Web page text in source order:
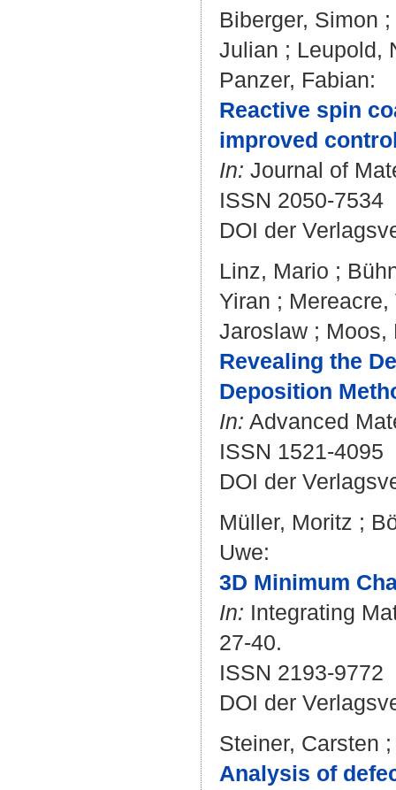
Biberger, Simon ;
Julian ; Leupold,
Panzer, Fabian:
Reactive spin
improved
In: Journal of
ISSN 2050-7534
DOI der
Linz, Mario ;
Yiran ; Mereacre,
Jaroslaw ; Moos,
Revealing the
Deposition
In: Advanced
ISSN 1521-4095
DOI der
Müller, Moritz ;
Uwe:
3D Minimum
In: Integrating
27-40.
ISSN 2193-9772
DOI der
Steiner, Carsten
Analysis of